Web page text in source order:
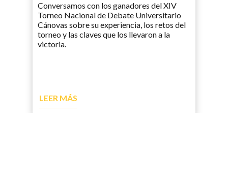
Conversamos con los ganadores del XIV
Torneo Nacional de Debate Universitario
Cánovas sobre su experiencia, los retos del
torneo y las claves que los llevaron a la
victoria.
LEER MÁS